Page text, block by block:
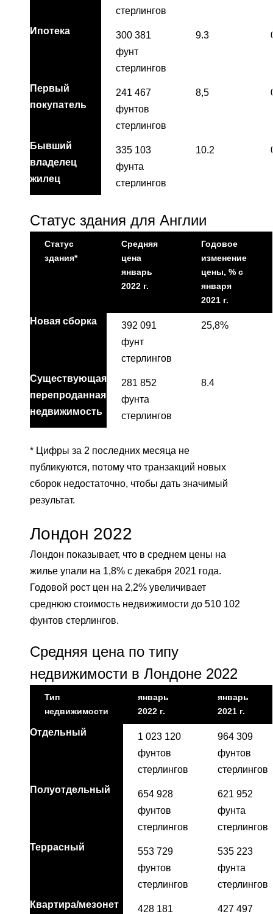
стерлингов
Ипотека
300 381
фунт
стерлингов
9.3
Первый
покупатель
241 467
фунтов
стерлингов
8,5
Бывший
владелец
жилец
335 103
фунта
стерлингов
10.2
Статус здания для Англии
Статус
здания*
Средняя
цена
январь
2022 г.
Годовое
изменение
цены, % с
января
2021 г.
Новая сборка
392 091
фунт
стерлингов
25,8%
Существующая
перепроданная
недвижимость
281 852
фунта
стерлингов
8.4
* Цифры за 2 последних месяца не
публикуются, потому что транзакций новых
сборок недостаточно, чтобы дать значимый
результат.
Лондон 2022
Лондон показывает, что в среднем цены на
жилье упали на 1,8% с декабря 2021 года.
Годовой рост цен на 2,2% увеличивает
среднюю стоимость недвижимости до 510 102
фунтов стерлингов.
Средняя цена по типу
недвижимости в Лондоне 2022
Тип
недвижимости
январь
2022 г.
январь
2021 г.
Отдельный
1 023 120
фунтов
стерлингов
964 309
фунтов
стерлингов
Полуотдельный
654 928
фунтов
стерлингов
621 952
фунта
стерлингов
Террасный
553 729
фунтов
стерлингов
535 223
фунта
стерлингов
Квартира/мезонет
428 181 427 497